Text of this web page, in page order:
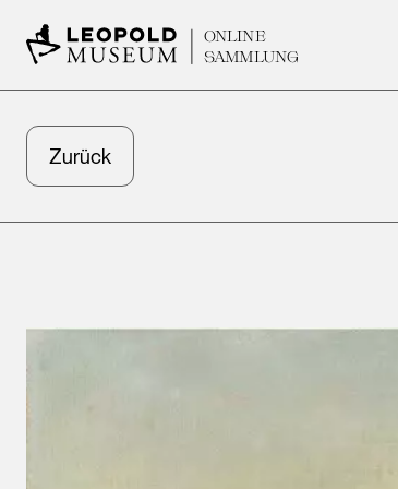
ONLINE
SAMMLUNG
Zurück